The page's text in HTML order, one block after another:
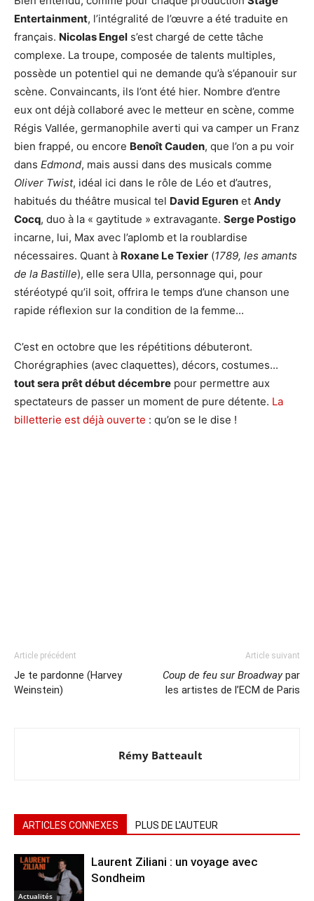
Entertainment, l’intégralité de l’œuvre a été traduite en
français. Nicolas Engel s’est chargé de cette tâche
complexe. La troupe, composée de talents multiples,
possède un potentiel qui ne demande qu’à s’épanouir sur
scène. Convaincants, ils l’ont été hier. Nombre d’entre
eux ont déjà collaboré avec le metteur en scène, comme
Régis Vallée, germanophile averti qui va camper un Franz
bien frappé, ou encore Benoît Cauden, que l’on a pu voir
dans Edmond, mais aussi dans des musicals comme
Oliver Twist, idéal ici dans le rôle de Léo et d’autres,
habitués du théâtre musical tel David Eguren et Andy
Cocq, duo à la « gaytitude » extravagante. Serge Postigo
incarne, lui, Max avec l’aplomb et la roublardise
nécessaires. Quant à Roxane Le Texier (1789, les amants
de la Bastille), elle sera Ulla, personnage qui, pour
stéréotypé qu’il soit, offrira le temps d’une chanson une
rapide réflexion sur la condition de la femme...
C’est en octobre que les répétitions débuteront.
Chorégraphies (avec claquettes), décors, costumes...
tout sera prêt début décembre pour permettre aux
spectateurs de passer un moment de pure détente. La
billetterie est déjà ouverte : qu’on se le dise !
Article précédent
Je te pardonne (Harvey
Weinstein)
Article suivant
Coup de feu sur Broadwaypar
les artistes de l’ECM de Paris
Rémy Batteault
ARTICLES CONNEXES PLUS DE L'AUTEUR
Actualités
Laurent Ziliani : un voyage avec
Sondheim